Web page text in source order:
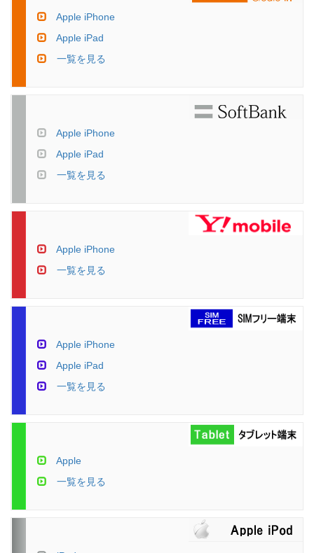
Apple iPhone
Apple iPad
一覧を見る
Apple iPhone
Apple iPad
一覧を見る
Apple iPhone
一覧を見る
Apple iPhone
Apple iPad
一覧を見る
Apple
一覧を見る